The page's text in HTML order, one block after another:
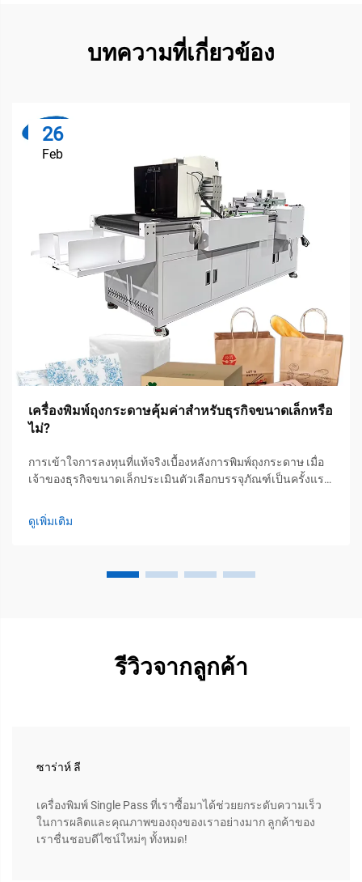
บทความที่เกี่ยวข้อง
26
Feb
เครื่องพิมพ์ถุงกระดาษคุ้มค่าสำหรับธุรกิจขนาดเล็กหรือ
ไม่?
การเข้าใจการลงทุนที่แท้จริงเบื้องหลังการพิมพ์ถุงกระดาษ เมื่อ
เจ้าของธุรกิจขนาดเล็กประเมินตัวเลือกบรรจุภัณฑ์เป็นครั้งแรก
นั้นคุ้มค่าหรือไม่? จากประสบการณ์กว่าสิบปีของผมในการ
ทำงาน...
ดูเพิ่มเติม
รีวิวจากลูกค้า
ซาร่าห์ ลี
เครื่องพิมพ์ Single Pass ที่เราซื้อมาได้ช่วยยกระดับความเร็ว
ในการผลิตและคุณภาพของถุงของเราอย่างมาก ลูกค้าของ
เราชื่นชอบดีไซน์ใหม่ๆ ทั้งหมด!